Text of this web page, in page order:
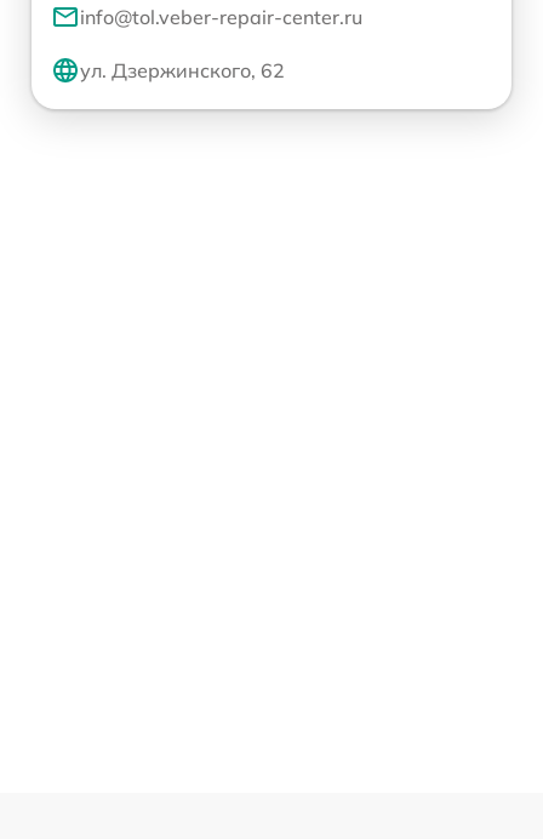
info@tol.veber-repair-center.ru
ул. Дзержинского, 62